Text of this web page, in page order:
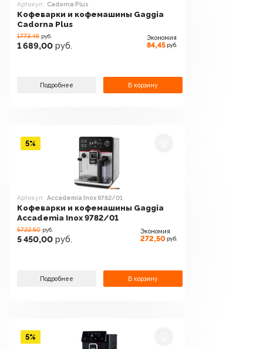
Артикул: Cadorna Plus
Кофеварки и кофемашины Gaggia
Cadorna Plus
1773.45 руб.
1 689,00 руб.
Экономия
84,45 руб.
Подробнее В корзину
Артикул: Accademia Inox 9782/01
Кофеварки и кофемашины Gaggia
Accademia Inox 9782/01
5722.50 руб.
5 450,00 руб.
Экономия
272,50 руб.
Подробнее В корзину
5%
5%